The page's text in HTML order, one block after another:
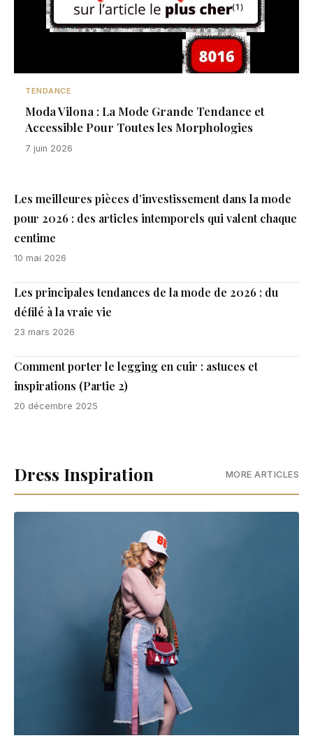
TENDANCE
Moda Vilona : La Mode Grande Tendance et
Accessible Pour Toutes les Morphologies
7 juin 2026
Les meilleures pièces d’investissement dans la mode
pour 2026 : des articles intemporels qui valent chaque
centime
10 mai 2026
Les principales tendances de la mode de 2026 : du
défilé à la vraie vie
23 mars 2026
Comment porter le legging en cuir : astuces et
inspirations (Partie 2)
20 décembre 2025
Dress Inspiration MORE ARTICLES